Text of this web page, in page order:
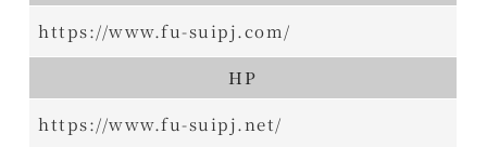
https://www.fu-suipj.com/
HP
https://www.fu-suipj.net/